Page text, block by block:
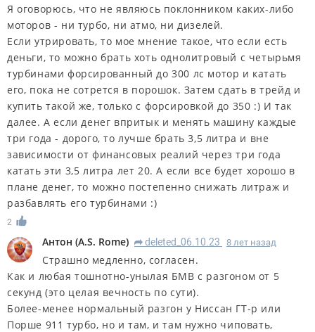
Я оговорюсь, что не являюсь поклонником каких-либо
моторов - ни турбо, ни атмо, ни дизелей.
Если утрировать, то мое мнение такое, что если есть
деньги, то можно брать хоть однолитровый с четырьмя
турбинами форсированный до 300 лс мотор и катать
его, пока не сотрется в порошок. Затем сдать в трейд и
купить такой же, только с форсировкой до 350 :) И так
далее. А если денег впритык и менять машину каждые
три года - дорого, то лучше брать 3,5 литра и вне
зависимости от финансовых реалий через три года
катать эти 3,5 литра лет 20. А если все будет хорошо в
плане денег, то можно постепенно снижать литраж и
разбавлять его турбинами :)
2
Антон (A.S. Rome) R deleted_06.10.23 8 лет назад
Страшно медленно, согласен.
Как и любая тошнотно-унылая БМВ с разгоном от 5
секунд (это целая вечность по сути).
Более-менее нормальный разгон у Ниссан ГТ-р или
Порше 911 турбо, но и там, и там нужно чиповать,